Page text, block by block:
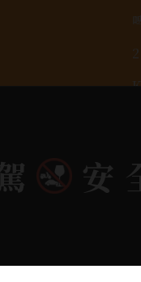
酒類專賣｜Wine
安